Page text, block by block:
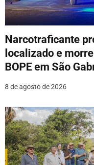
d
e
P
o
s
t
Narcotraficante
localizado e
BOPE em São
8 de agosto de 2026